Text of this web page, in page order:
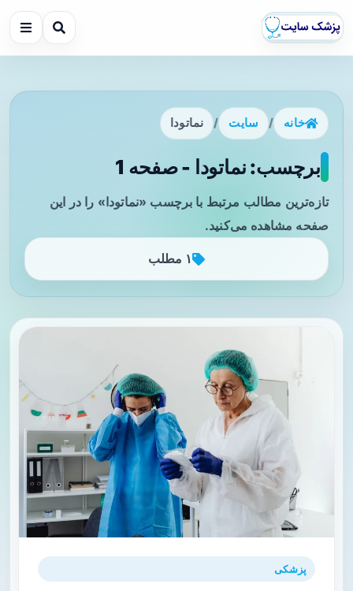
خانه / سایت / نماتودا
برچسب: نماتودا - صفحه 1
تازه‌ترین مطالب مرتبط با برچسب «نماتودا» را در این
صفحه مشاهده می‌کنید.
۱ مطلب
پزشکی